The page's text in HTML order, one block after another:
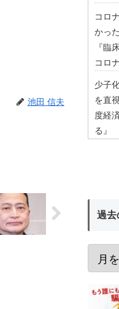
池田 信夫
コロ
かっ
『臨
コロ
少子
を直
度経
る』
過去